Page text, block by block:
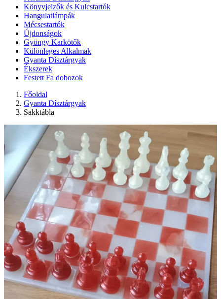
Könyvjelzők és Kulcstartók
Hangulatlámpák
Mécsestartók
Újdonságok
Gyöngy Karkötők
Különleges Alkalmak
Gyanta Dísztárgyak
Ékszerek
Festett Fa dobozok
Főoldal
Gyanta Dísztárgyak
Sakktábla